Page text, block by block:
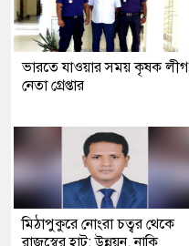
ভারতে যাওয়ার সময় কৃষক লীগ
নেতা গ্রেপ্তার
মিঠাপুকুরে নোংরা চত্বর থেকে